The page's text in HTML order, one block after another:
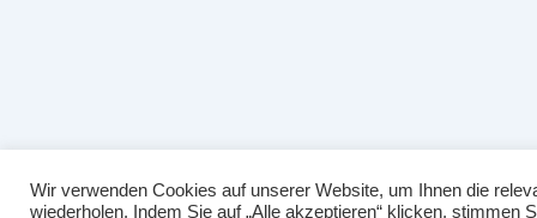
Wir verwenden Cookies auf unserer Website, um Ihnen die
wiederholen. Indem Sie auf „Alle akzeptieren“ klicken,